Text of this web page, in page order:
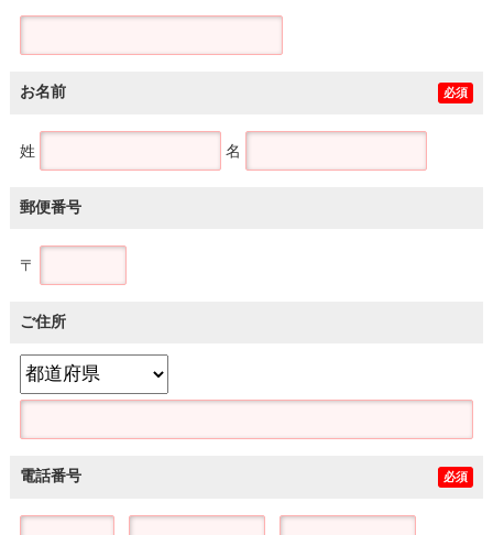
お名前 必須
姓 名
郵便番号
〒
ご住所
電話番号 必須